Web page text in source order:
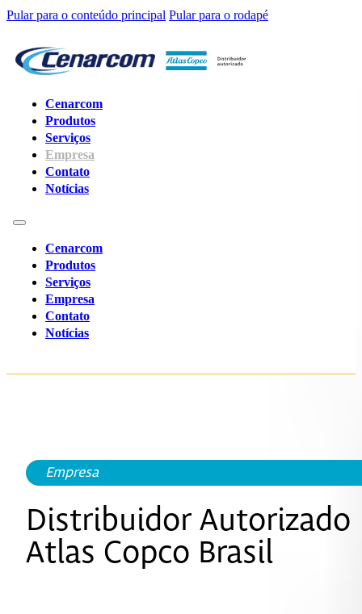
Pular para o conteúdo principal Pular para o rodapé
Cenarcom
Produtos
Serviços
Empresa
Contato
Notícias
Cenarcom
Produtos
Serviços
Empresa
Contato
Notícias
Empresa
Distribuidor Autorizado
Atlas Copco Brasil